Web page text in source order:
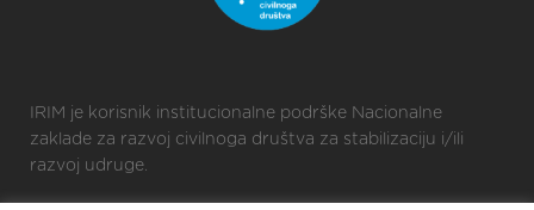
IRIM je korisnik institucionalne podrške Nacionalne
zaklade za razvoj civilnoga društva za stabilizaciju i/ili
razvoj udruge.